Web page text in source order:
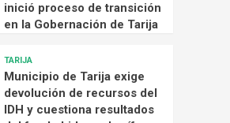
inició proceso de transición
en la Gobernación de Tarija
TARIJA
Municipio de Tarija exige
devolución de recursos del
IDH y cuestiona resultados